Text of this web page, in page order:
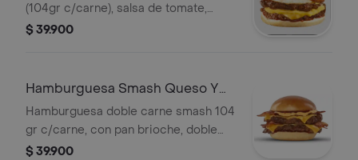
(104gr c/carne), salsa de tomate,
doble tajada cheddar, cebolla grillé,
$ 39.900
Hamburguesa Smash Queso Y
Tocineta Urban
Hamburguesa doble carne smash 104
gr c/carne, con pan brioche, doble
tajada de queso cheddar, doble
$ 39.900